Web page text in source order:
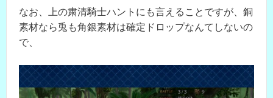
なお、上の粛清騎士ハントにも言えることですが、銅
素材なら兎も角銀素材は確定ドロップなんてしないの
で、